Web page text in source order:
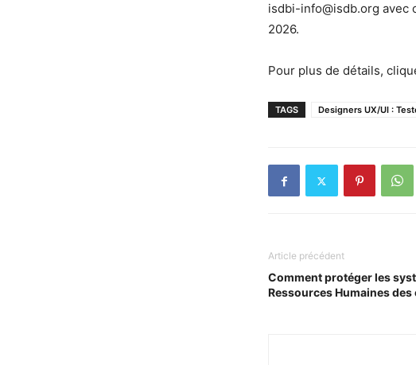
isdbi-info@isdb.org avec
2026.
Pour plus de détails,
TAGS Designers UX/UI :
Article précédent
Comment protéger les
Ressources Humaines